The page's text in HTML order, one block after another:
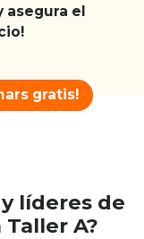
asegura el
gratis!
líderes de
A?